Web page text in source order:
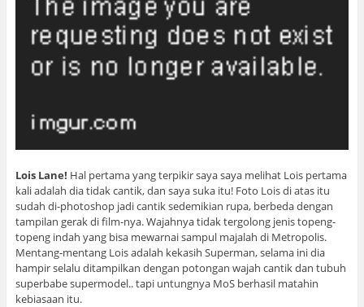
Lois Lane! Hal pertama yang terpikir saya saya melihat Lois pertama
kali adalah dia tidak cantik, dan saya suka itu! Foto Lois di atas itu
sudah di-photoshop jadi cantik sedemikian rupa, berbeda dengan
tampilan gerak di film-nya. Wajahnya tidak tergolong jenis topeng-
topeng indah yang bisa mewarnai sampul majalah di Metropolis.
Mentang-mentang Lois adalah kekasih Superman, selama ini dia
hampir selalu ditampilkan dengan potongan wajah cantik dan tubuh
superbabe supermodel.. tapi untungnya MoS berhasil matahin
kebiasaan itu.